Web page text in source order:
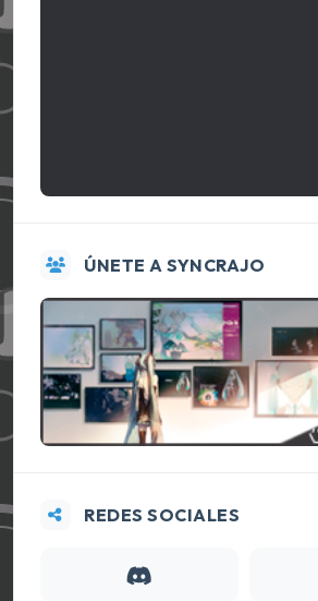
ÚNETE A SYNCRAJO
REDES SOCIALES